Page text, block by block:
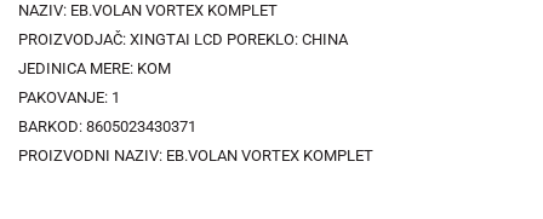
NAZIV: EB.VOLAN VORTEX KOMPLET
PROIZVODJAČ: XINGTAI LCD POREKLO: CHINA
JEDINICA MERE: KOM
PAKOVANJE: 1
BARKOD: 8605023430371
PROIZVODNI NAZIV: EB.VOLAN VORTEX KOMPLET